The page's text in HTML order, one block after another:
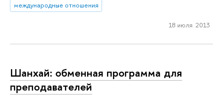
международные отношения
18 июля 2013
Шанхай: обменная программа для
преподавателей